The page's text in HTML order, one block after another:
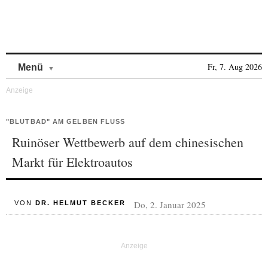
Menü Fr, 7. Aug 2026
"BLUTBAD" AM GELBEN FLUSS
Ruinöser Wettbewerb auf dem chinesischen
Markt für Elektroautos
VON DR. HELMUT BECKER Do, 2. Januar 2025